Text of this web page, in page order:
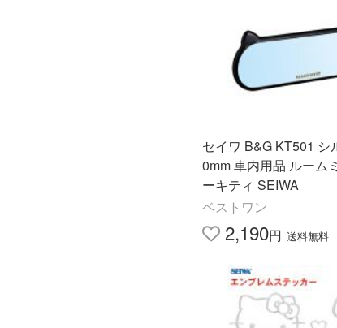
セイワ B&G KT501 シ
0mm 車内用品 ルーム
ーキティ SEIWA
ベストワン
2,190円 送料無料